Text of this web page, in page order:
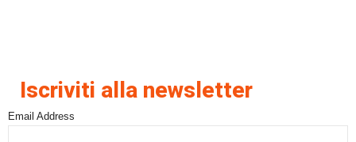
Iscriviti alla newsletter
Email Address